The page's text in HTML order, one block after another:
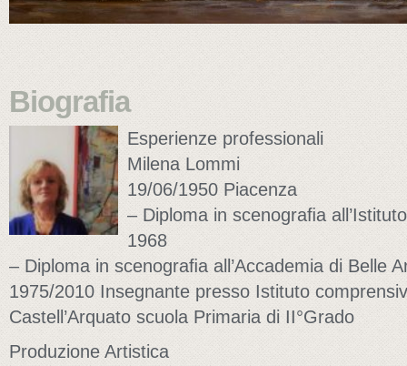
Biografia
Esperienze professionali
Milena Lommi
19/06/1950 Piacenza
– Diploma in scenograﬁa
1968
– Diploma in scenograﬁa all’Accademia di Belle
1975/2010 Insegnante presso Istituto
Castell’Arquato scuola Primaria di II°Grado
Produzione Artistica